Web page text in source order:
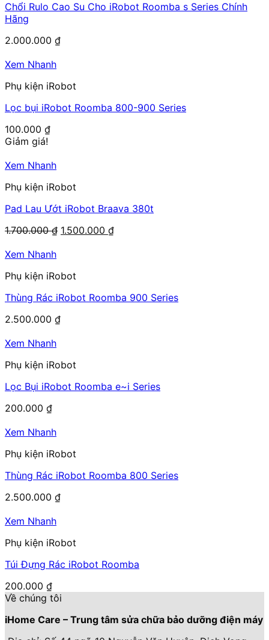
Chổi Rulo Cao Su Cho iRobot Roomba s Series Chính
Hãng
2.000.000 ₫
Xem Nhanh
Phụ kiện iRobot
Lọc bụi iRobot Roomba 800-900 Series
100.000 ₫
Giảm giá!
Xem Nhanh
Phụ kiện iRobot
Pad Lau Ướt iRobot Braava 380t
1.700.000₫ Giá
1.500.000 ₫Giá
Xem Nhanh
Phụ kiện iRobot
Thùng Rác iRobot Roomba 900 Series
2.500.000 ₫
Xem Nhanh
Phụ kiện iRobot
Lọc Bụi iRobot Roomba e~i Series
200.000 ₫
Xem Nhanh
Phụ kiện iRobot
Thùng Rác iRobot Roomba 800 Series
2.500.000 ₫
Xem Nhanh
Phụ kiện iRobot
Túi Đựng Rác iRobot Roomba
200.000 ₫
Về chúng tôi
iHome Care – Trung tâm sửa chữa bảo dưỡng điện máy